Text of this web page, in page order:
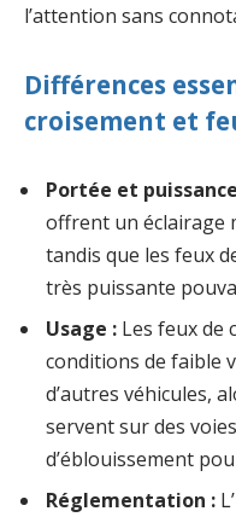
l’attention sans
Différences
croisement et
Portée et
offrent un éclairage
tandis que les feux
très puissante
Usage : Les feux de
conditions de faible
d’autres véhicules,
servent sur des
d’éblouissement
Réglementation :